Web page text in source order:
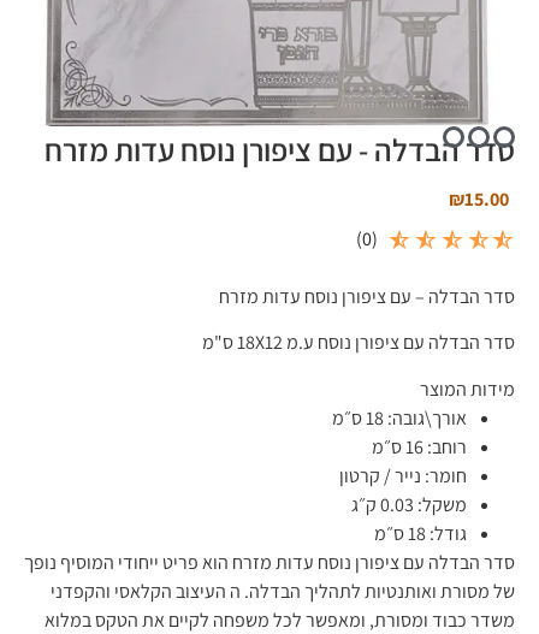
סדר הבדלה - עם ציפורן נוסח עדות מזרח
₪15.00
(
0
)
סדר הבדלה – עם ציפורן נוסח עדות מזרח
סדר הבדלה עם ציפורן נוסח ע.מ 18X12 ס"מ
מידות המוצר
אורך\גובה:18 ס״מ
רוחב:16 ס״מ
חומר: נייר / קרטון
משקל: 0.03 ק״ג
גודל:18 ס״מ
סדר הבדלה עם ציפורן נוסח עדות מזרח הוא פריט ייחודי המוסיף נופך
של מסורת ואותנטיות לתהליך הבדלה. ה העיצוב הקלאסי והקפדני
משדר כבוד ומסורת, ומאפשר לכל משפחה לקיים את הטקס במלוא